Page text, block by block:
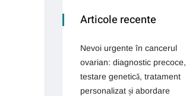
Articole recente
Nevoi urgente în cancerul
ovarian: diagnostic precoce,
testare genetică, tratament
personalizat și abordare